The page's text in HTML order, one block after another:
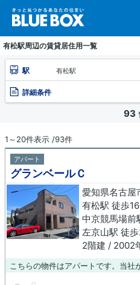
有松駅周辺の賃貸居住用一覧
駅 有松駅
詳細条件
93
1～20件表示 /93件
アパート
グランベールＣ
愛知県名古屋
有松駅 徒歩
中京競馬場前
左京山駅 徒
2階建 / 2002